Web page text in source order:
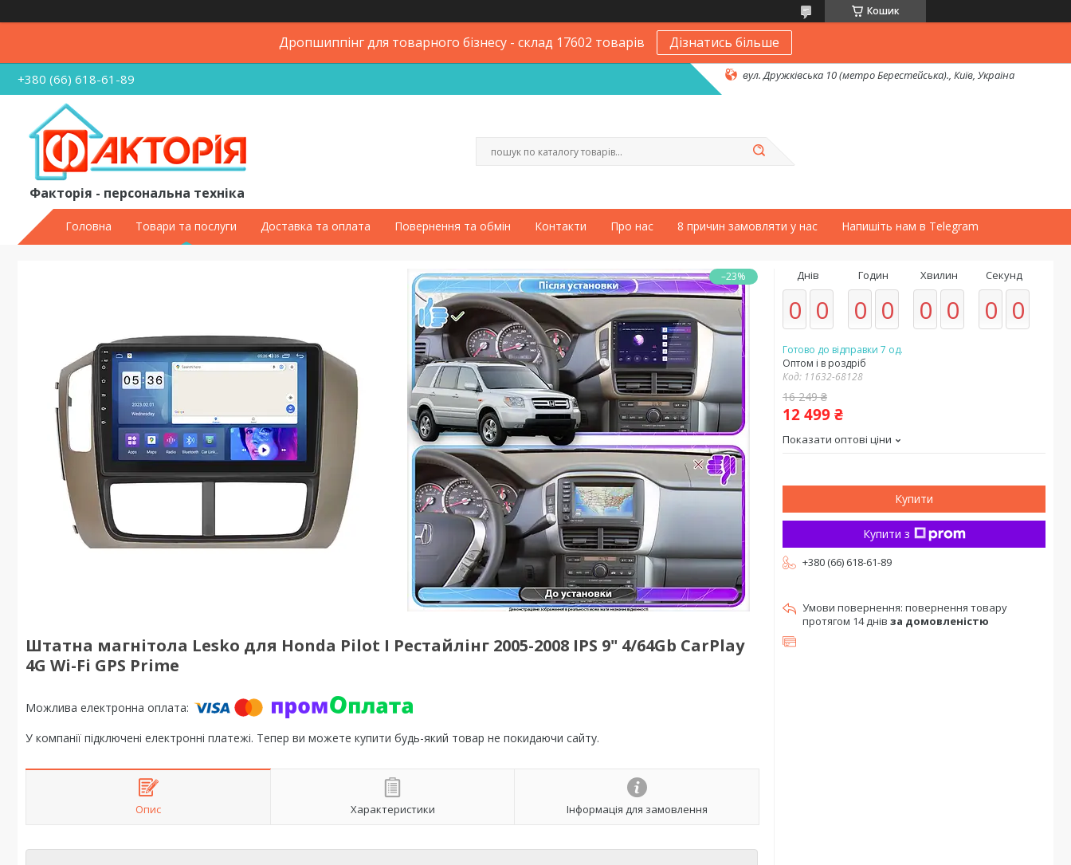
Кошик
Дропшиппінг для товарного бізнесу - склад 17602 товарів Дізнатись більше
+380 (66) 618-61-89 вул. Дружківська 10 (метро Берестейська)., Київ, Україна
Факторія - персональна техніка
Головна Товари та послуги Доставка та оплата Повернення та обмін Контакти Про нас 8 причин замовляти у нас Напишіть нам в Telegram
–23%
Штатна магнітола Lesko для Honda Pilot I Рестайлінг 2005-2008 IPS 9" 4/64Gb CarPlay
4G Wi-Fi GPS Prime
У компанії підключені електронні платежі. Тепер ви можете купити будь-який товар не покидаючи сайту.
Опис Характеристики Інформація для замовлення
Днів
0 0
Годин
0 0
Хвилин
0 0
Секунд
0 0
Готово до відправки 7 од.
Оптом і в роздріб
Код: 11632-68128
16 249 ₴
12 499 ₴
Показати оптові ціни
Купити
Купити з
+380 (66) 618-61-89
повернення товару
протягом 14 днів за домовленістю